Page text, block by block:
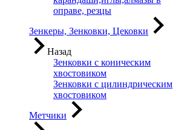
оправе, резцы
Зенкеры, Зенковки, Цековки
Назад
Зенковки с коническим
хвостовиком
Зенковки с цилиндрическим
хвостовиком
Метчики